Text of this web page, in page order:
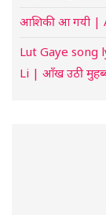
आशिकी आ गयी |
Lut Gaye
Li | आँख उठी